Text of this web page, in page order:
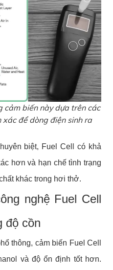
cảm biến này dựa trên các
xác để dòng điện sinh ra
biệt, Fuel Cell có khả
hơn và hạn chế tình trạng
khác trong hơi thở.
nghệ Fuel Cell
độ cồn
thông, cảm biến Fuel Cell
và độ ổn định tốt hơn.